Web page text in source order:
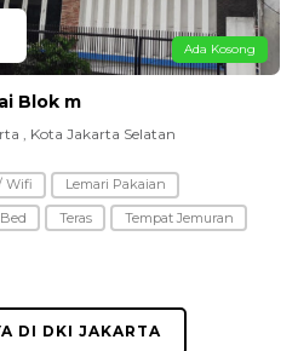
Ada Kosong
Blok m
, Kota Jakarta Selatan
Wifi
Lemari Pakaian
Teras
Tempat Jemuran
DI DKI JAKARTA